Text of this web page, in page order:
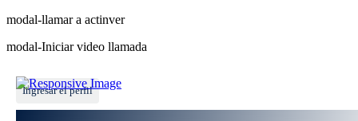
modal-llamar a actinver
modal-Iniciar video llamada
Ingresar el perfil